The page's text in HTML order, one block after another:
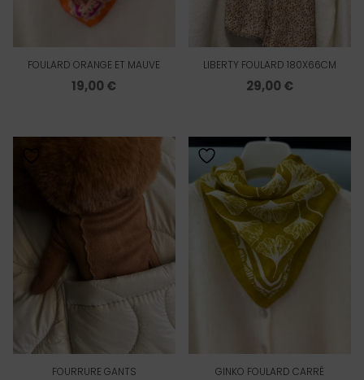
FOULARD ORANGE ET MAUVE
19,00€
LIBERTY FOULARD 180X66CM
29,00€
FOURRURE GANTS GINKO FOULARD CARRÉ